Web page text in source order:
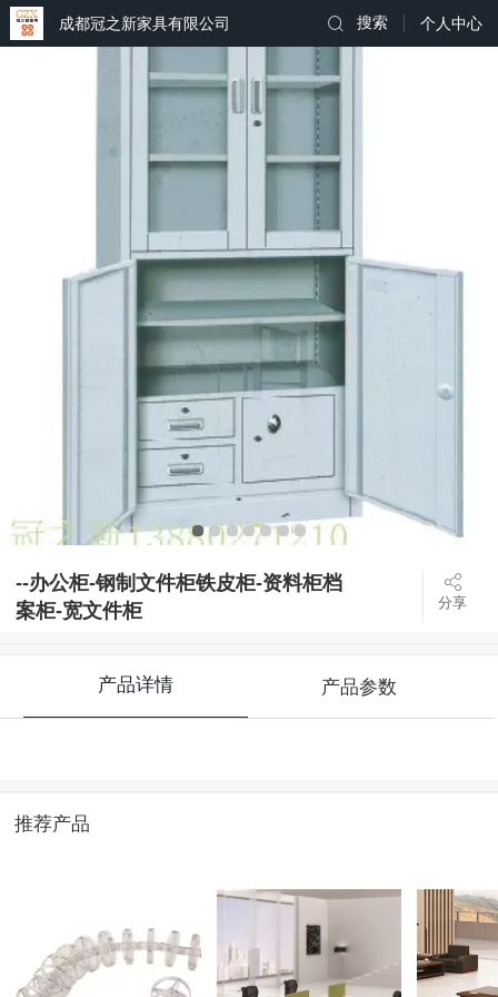
成都冠之新家具有限公司 个人中心
搜索
--办公柜-钢制文件柜铁皮柜-资料柜档
案柜-宽文件柜
分享
产品详情 产品参数
推荐产品